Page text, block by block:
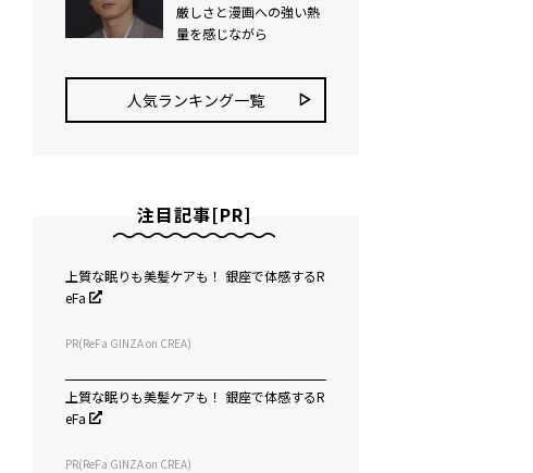
厳しさと漫画への強い熱
量を感じながら
人気ランキング⼀覧
注目記事[PR]
上質な眠りも美髪ケアも！ 銀座で体感するR
eFa
PR(ReFa GINZA on CREA)
上質な眠りも美髪ケアも！ 銀座で体感するR
eFa
PR(ReFa GINZA on CREA)